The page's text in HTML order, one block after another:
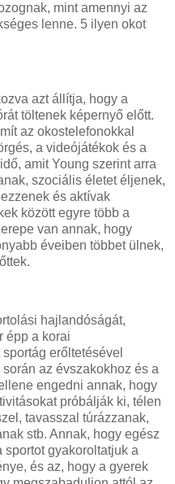
mint amennyi az
lenne. 5 ilyen okot
azt állítja, hogy a
töltenek képernyő előtt.
az okostelefonokkal
a videójátékok és a
amit Young szerint arra
szociális életet éljenek,
és aktívak
között egyre több a
van annak, hogy
éveiben többet ülnek,
hajlandóságát,
épp a korai
erőltetésével
az évszakokhoz és a
engedni annak, hogy
próbálják ki, télen
tavasszal túrázzanak,
stb. Annak, hogy egész
gyakoroltatjuk a
és az, hogy a gyerek